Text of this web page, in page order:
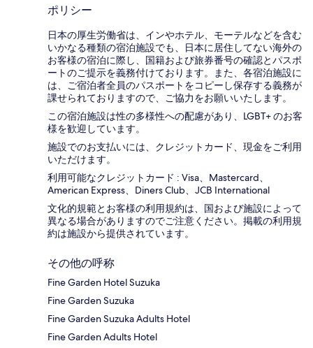
ポリシー
日本の厚生労働省は、インやホテル、モーテルなどを含む
いかなる種類の宿泊施設でも、日本に​居住してない海外の
お客様の宿泊に際し、国籍および旅券番号の確認とパスポ
ートのご提示を義務付け​ております。また、各宿泊施設に
は、ご宿泊者全員のパスポートをコピーし保存する義務が
課せられておりますの​で、ご協力をお願いいたします。
この宿泊施設は性の多様性への配慮があり、LGBT+ のお客
様を歓迎しています。
施設でのお支払いには、クレジットカード、現金をご利用
いただけます。
利用可能なクレジットカード : Visa、Mastercard、
American Express、Diners Club、JCB International
文化的規範とお客様の利用規約は、国および施設によって
異なる場合がありますのでご注意ください。掲載の利用規
約は施設から提供されています。
その他の呼称
Fine Garden Hotel Suzuka
Fine Garden Suzuka
Fine Garden Suzuka Adults Hotel
Fine Garden Adults Hotel